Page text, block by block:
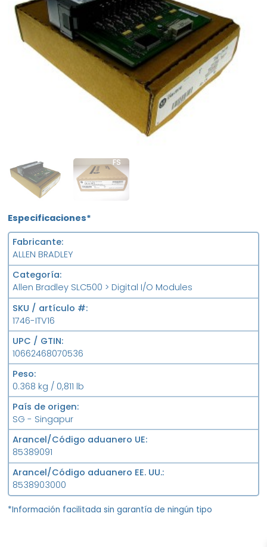
FS
Especificaciones*
Fabricante
ALLEN BRADLEY
Categoría
Allen Bradley SLC500 > Digital I/O Modules
SKU / artículo #
1746-ITV16
UPC / GTIN
10662468070536
Peso
0.368 kg / 0,811 lb
País de origen
SG - Singapur
Arancel/Código aduanero UE
85389091
Arancel/Código aduanero EE. UU.
8538903000
*Información facilitada sin garantía de ningún tipo